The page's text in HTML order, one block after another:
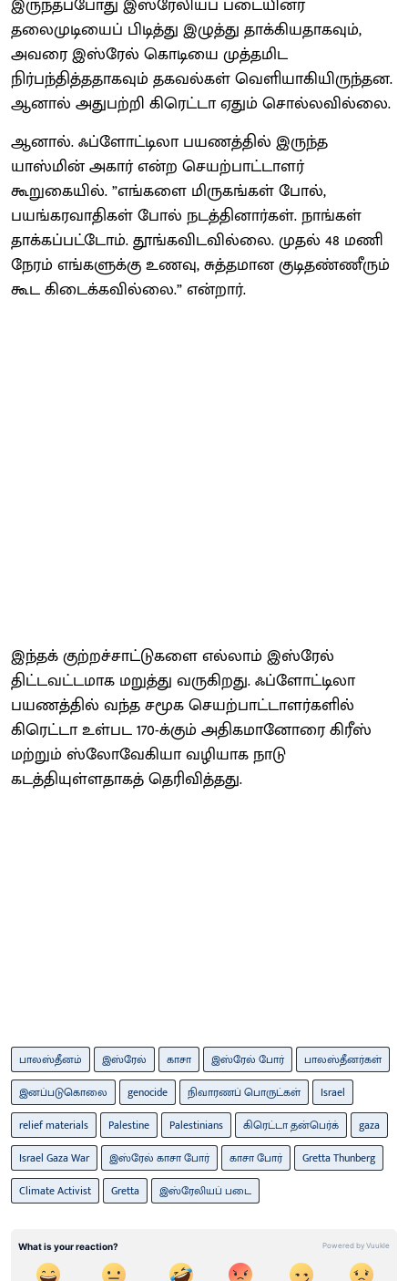
தலைமுடியைப் பிடித்து இழுத்து தாக்கியதாகவும்,
அவரை இஸ்ரேல் கொடியை முத்தமிட
நிர்பந்தித்ததாகவும் தகவல்கள் வெளியாகியிருந்தன.
ஆனால் அதுபற்றி கிரெட்டா ஏதும் சொல்லவில்லை.
ஆனால். ஃப்ளோட்டிலா பயணத்தில் இருந்த
யாஸ்மின் அகார் என்ற செயற்பாட்டாளர்
கூறுகையில். ”எங்களை மிருகங்கள் போல்,
பயங்கரவாதிகள் போல் நடத்தினார்கள். நாங்கள்
தாக்கப்பட்டோம். தூங்கவிடவில்லை. முதல் 48 மணி
நேரம் எங்களுக்கு உணவு, சுத்தமான குடிதண்ணீரும்
கூட கிடைக்கவில்லை.” என்றார்.
இந்தக் குற்றச்சாட்டுகளை எல்லாம் இஸ்ரேல்
திட்டவட்டமாக மறுத்து வருகிறது. ஃப்ளோட்டிலா
பயணத்தில் வந்த சமூக செயற்பாட்டாளர்களில்
கிரெட்டா உள்பட 170-க்கும் அதிகமானோரை கிரீஸ்
மற்றும் ஸ்லோவேகியா வழியாக நாடு
கடத்தியுள்ளதாகத் தெரிவித்தது.
பாலஸ்தீனம் இஸ்ரேல் காசா இஸ்ரேல் போர்
பாலஸ்தீனர்கள்
இனப்படுகொலை
genocide நிவாரணப் பொருட்கள்
Israel
relief materials
Palestine Palestinians கிரெட்டா தன்பெர்க்
gaza
Israel Gaza War
இஸ்ரேல் காசா போர் காசா போர்
Gretta Thunberg
Climate Activist
Gretta இஸ்ரேலியப் படை